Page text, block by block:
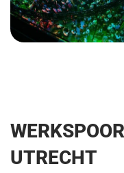
UTRECHT